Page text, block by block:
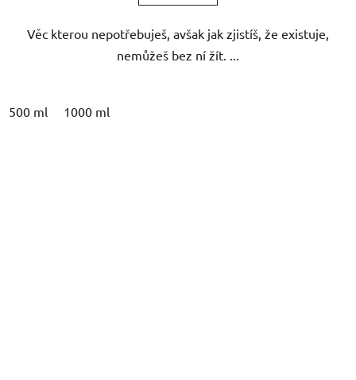
hvězdiček.
Věc kterou nepotřebuješ, avšak jak zjistíš, že existuje,
nemůžeš bez ní žít. ...
500 ml 1000 ml